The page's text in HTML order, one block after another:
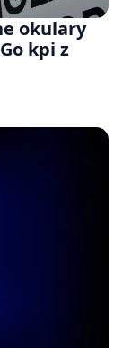
okulary
kpi z